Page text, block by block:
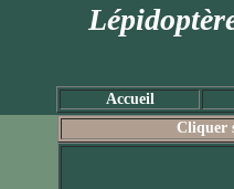
Accueil
Cliquer